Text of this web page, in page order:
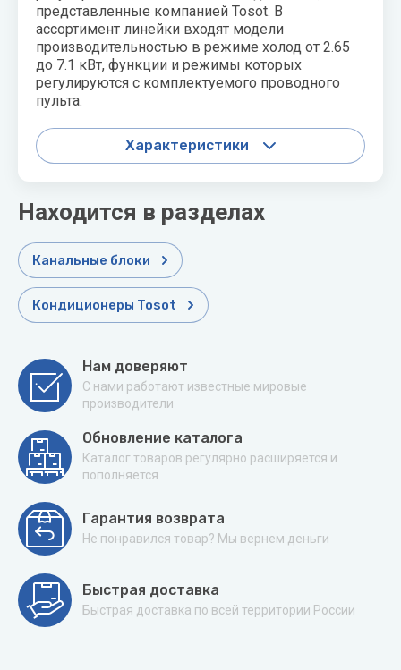
представленные компанией Tosot. В
ассортимент линейки входят модели
производительностью в режиме холод от 2.65
до 7.1 кВт, функции и режимы которых
регулируются с комплектуемого проводного
пульта.
Характеристики
Находится в разделах
Канальные блоки
Кондиционеры Tosot
Нам доверяют
С нами работают известные мировые
производители
Обновление каталога
Каталог товаров регулярно расширяется и
пополняется
Гарантия возврата
Не понравился товар? Мы вернем деньги
Быстрая доставка
Быстрая доставка по всей территории России